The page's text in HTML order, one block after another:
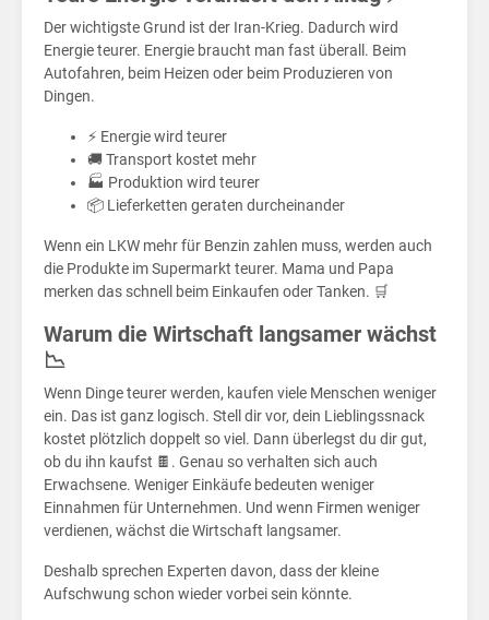
die
Der wichtigste Grund ist der Iran-Krieg. Dadurch wird
Energie teurer. Energie braucht man fast überall. Beim
Autofahren, beim Heizen oder beim Produzieren von
Dingen.
⚡ Energie wird teurer
🚚 Transport kostet mehr
🏭 Produktion wird teurer
📦 Lieferketten geraten durcheinander
Wenn ein LKW mehr für Benzin zahlen muss, werden auch
die Produkte im Supermarkt teurer. Mama und Papa
merken das schnell beim Einkaufen oder Tanken. 🛒
Warum die Wirtschaft langsamer wächst
📉
Wenn Dinge teurer werden, kaufen viele Menschen weniger
ein. Das ist ganz logisch. Stell dir vor, dein Lieblingssnack
kostet plötzlich doppelt so viel. Dann überlegst du dir gut,
ob du ihn kaufst 🍫. Genau so verhalten sich auch
Erwachsene. Weniger Einkäufe bedeuten weniger
Einnahmen für Unternehmen. Und wenn Firmen weniger
verdienen, wächst die Wirtschaft langsamer.
Deshalb sprechen Experten davon, dass der kleine
Aufschwung schon wieder vorbei sein könnte.